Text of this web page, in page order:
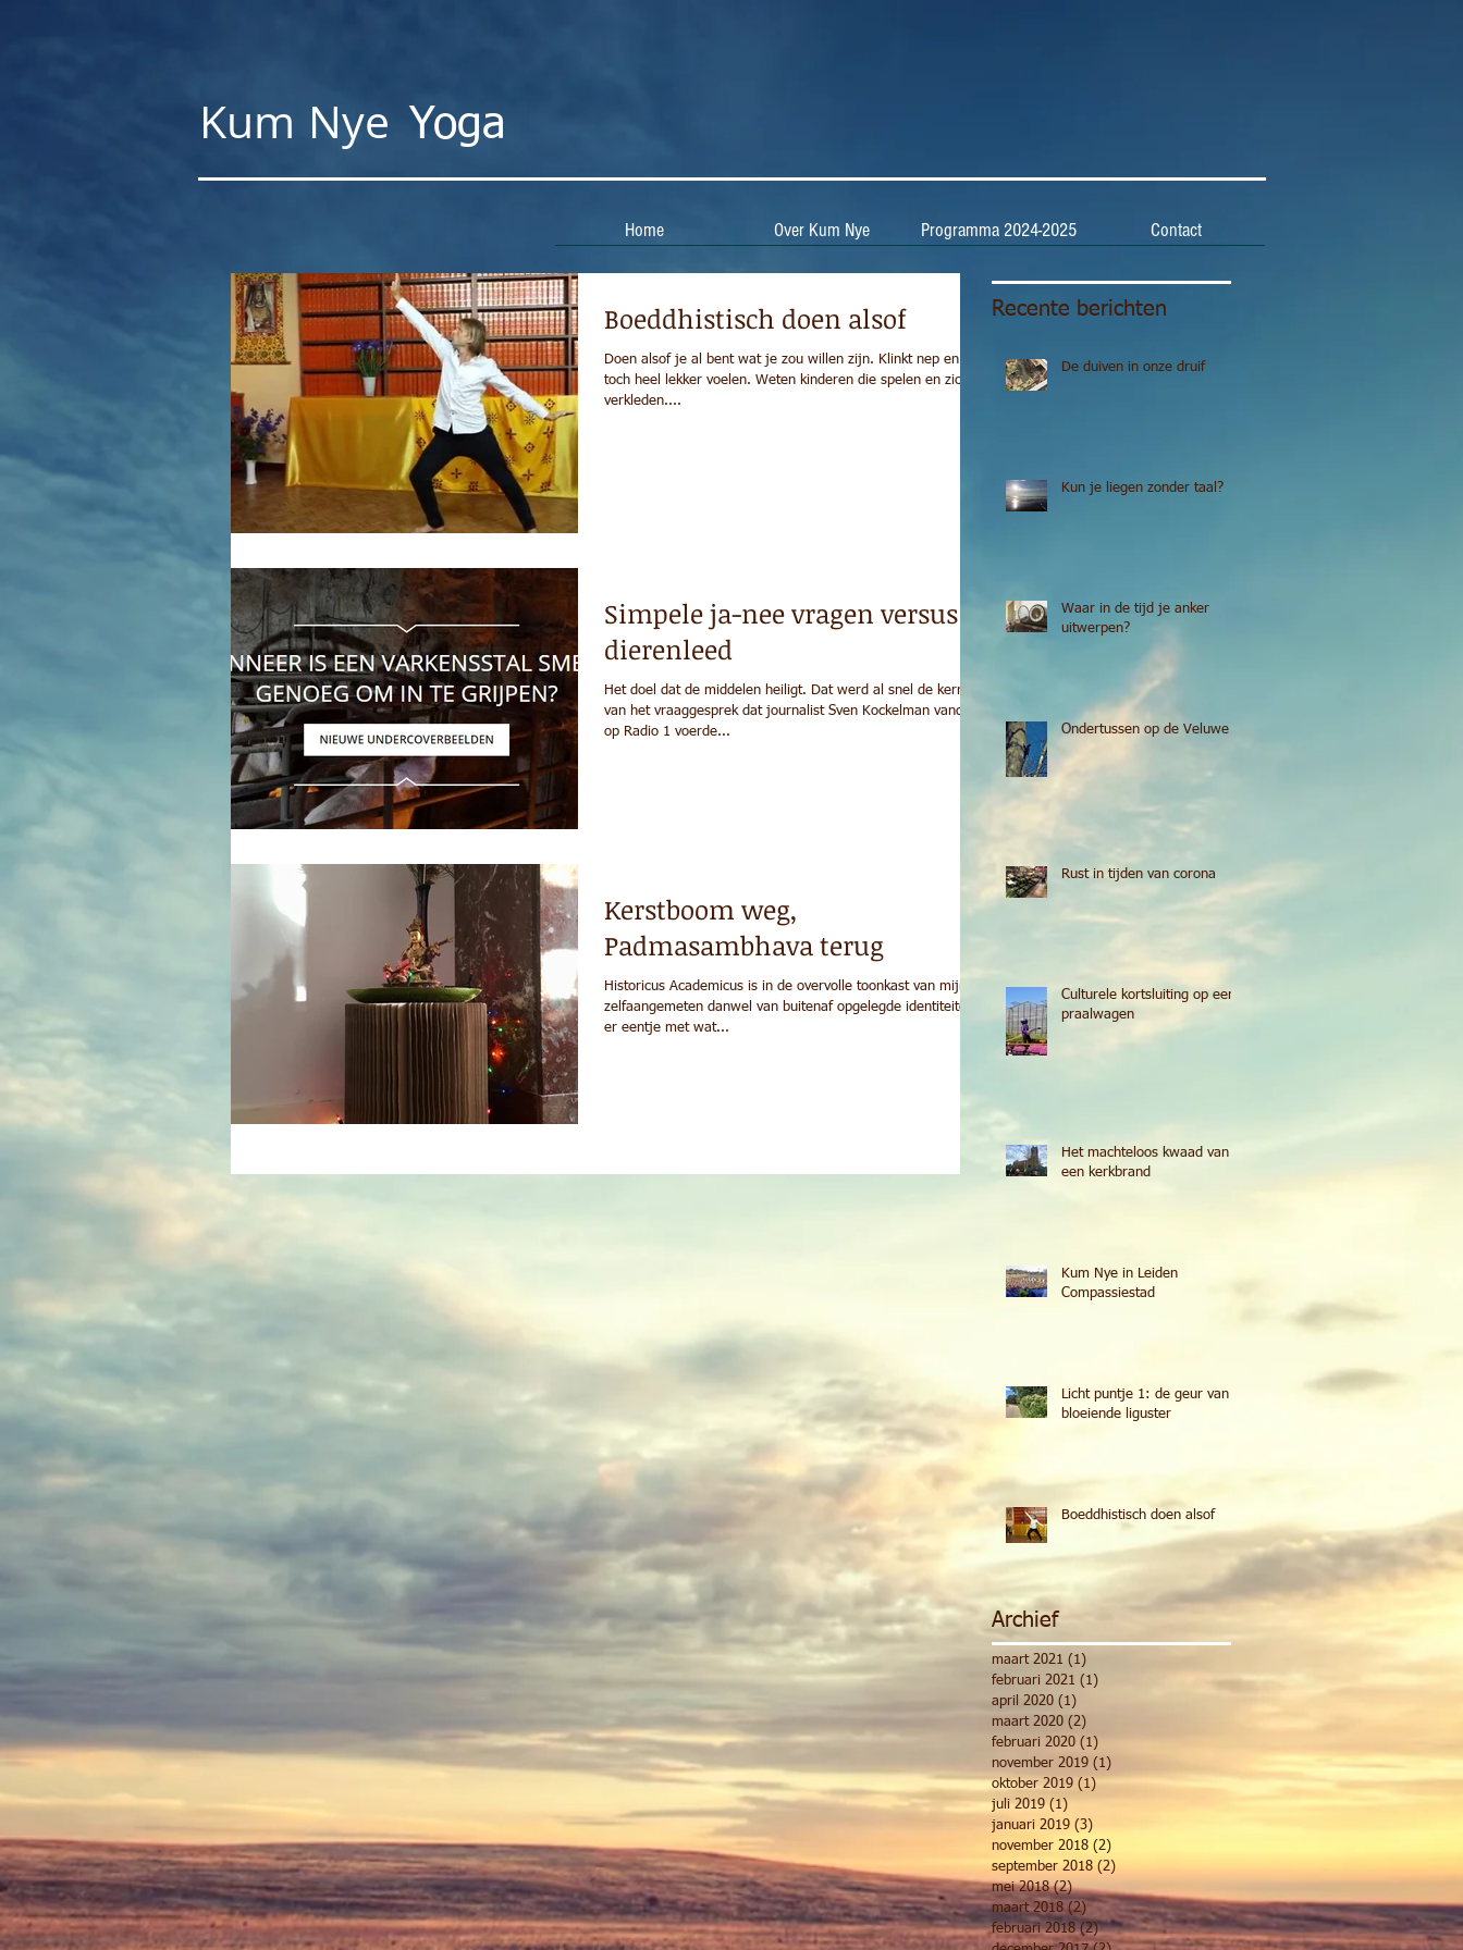
Kum Nye Yoga
Home Over Kum Nye Programma 2024-2025 Contact
Boeddhistisch doen alsof
Doen alsof je al bent wat je zou willen zijn. Klinkt nep en kan
toch heel lekker voelen. Weten kinderen die spelen en zich
verkleden....
Simpele ja-nee vragen versus
dierenleed
Het doel dat de middelen heiligt. Dat werd al snel de kern
van het vraaggesprek dat journalist Sven Kockelman vandaag
op Radio 1 voerde...
Kerstboom weg,
Padmasambhava terug
Historicus Academicus is in de overvolle toonkast van mijn
zelfaangemeten danwel van buitenaf opgelegde identiteiten
er eentje met wat...
Recente berichten
De duiven in onze druif
Kun je liegen zonder taal?
Waar in de tijd je anker
uitwerpen?
Ondertussen op de Veluwe
Rust in tijden van corona
Culturele kortsluiting op een
praalwagen
Het machteloos kwaad van
een kerkbrand
Kum Nye in Leiden
Compassiestad
Licht puntje 1: de geur van
bloeiende liguster
Boeddhistisch doen alsof
Archief
maart 2021 (1)
februari 2021 (1)
april 2020 (1)
maart 2020 (2)
februari 2020 (1)
november 2019 (1)
oktober 2019 (1)
juli 2019 (1)
januari 2019 (3)
november 2018 (2)
september 2018 (2)
mei 2018 (2)2 posts
maart 2018 (2) 2 posts
februari 2018 (2)2 posts